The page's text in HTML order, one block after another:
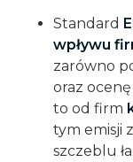
Standard
wpływu
zarówno
oraz ocenę
to od firm
tym emisji z
szczeblu